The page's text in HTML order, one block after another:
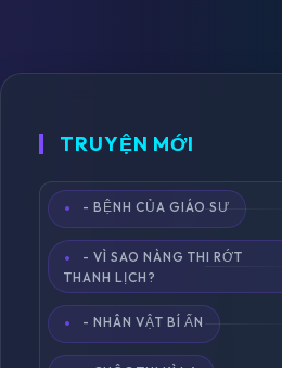
TRUYỆN MỚI
- BỆNH CỦA GIÁO SƯ
- VÌ SAO NÀNG THI RỚT
THANH LỊCH?
- NHÂN VẬT BÍ ẨN